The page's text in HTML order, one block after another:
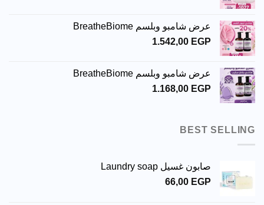
عرض شامبو وبلسم BreatheBiome
1.542,00 EGP
عرض شامبو وبلسم BreatheBiome
1.168,00 EGP
BEST SELLING
صابون غسيل Laundry soap
66,00 EGP